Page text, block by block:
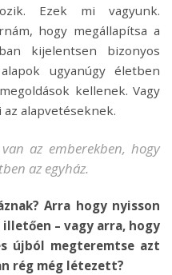
Ezek mi vagyunk.
hogy megállapítsa a
kijelentsen bizonyos
ugyanúgy életben
kellenek. Vagy
alapvetéseknek.
az emberekben, hogy
az egyház.
Arra hogy nyisson
– vagy arra, hogy
újból megteremtse azt
rég még létezett?